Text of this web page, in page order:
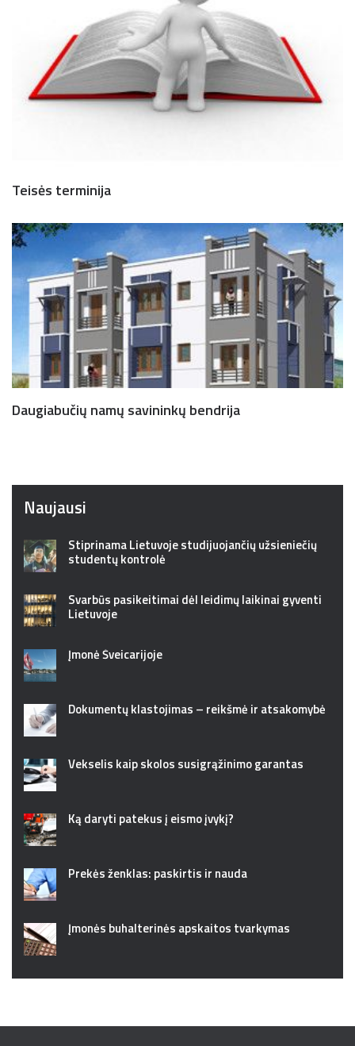
Teisės terminija
Daugiabučių namų savininkų bendrija
Naujausi
Stiprinama Lietuvoje studijuojančių užsieniečių
studentų kontrolė
Svarbūs pasikeitimai dėl leidimų laikinai gyventi
Lietuvoje
Įmonė Šveicarijoje
Dokumentų klastojimas – reikšmė ir atsakomybė
Vekselis kaip skolos susigrąžinimo garantas
Ką daryti patekus į eismo įvykį?
Prekės ženklas: paskirtis ir nauda
Įmonės buhalterinės apskaitos tvarkymas